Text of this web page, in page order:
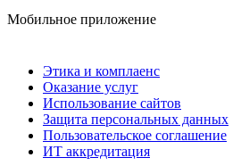
Мобильное приложение
Этика и комплаенс
Оказание услуг
Использование сайтов
Защита персональных данных
Пользовательское соглашение
ИТ аккредитация